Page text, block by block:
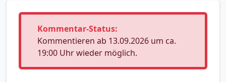
Kommentar-Status:
Kommentieren ab 13.09.2026 um ca.
19:00 Uhr wieder möglich.